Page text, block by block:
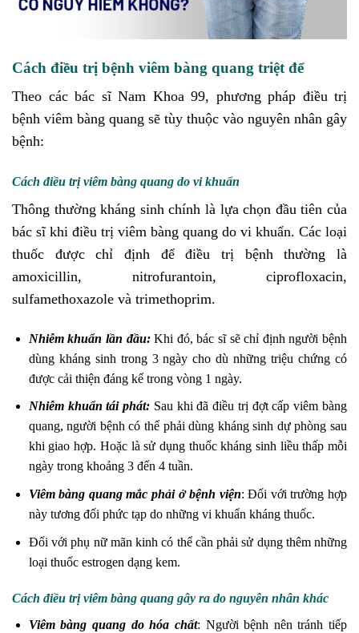
Cách điều trị bệnh viêm bàng quang triệt để
Theo các bác sĩ Nam Khoa 99, phương pháp điều trị
bệnh viêm bàng quang sẽ tùy thuộc vào nguyên nhân gây
bệnh:
Cách điều trị viêm bàng quang do vi khuẩn
Thông thường kháng sinh chính là lựa chọn đầu tiên của
bác sĩ khi điều trị viêm bàng quang do vi khuẩn. Các loại
thuốc được chỉ định để điều trị bệnh thường là
amoxicillin, nitrofurantoin, ciprofloxacin,
sulfamethoxazole và trimethoprim.
Nhiễm khuẩn lần đầu:Khi đó, bác sĩ sẽ chỉ định người bệnh
dùng kháng sinh trong 3 ngày cho dù những triệu chứng có
được cải thiện đáng kể trong vòng 1 ngày.
Nhiễm khuẩn tái phát: Sau khi đã điều trị đợt cấp viêm bàng
quang, người bệnh có thể phải dùng kháng sinh dự phòng sau
khi giao hợp. Hoặc là sử dụng thuốc kháng sinh liều thấp mỗi
ngày trong khoảng 3 đến 4 tuần.
Viêm bàng quang mắc phải ở bệnh viện: Đối với trường hợp
này tương đối phức tạp do những vi khuẩn kháng thuốc.
Đối với phụ nữ mãn kinh có thể cần phải sử dụng thêm những
loại thuốc estrogen dạng kem.
Cách điều trị viêm bàng quang gây ra do nguyên nhân khác
Viêm bàng quang do hóa chất: Người bệnh nên tránh tiếp